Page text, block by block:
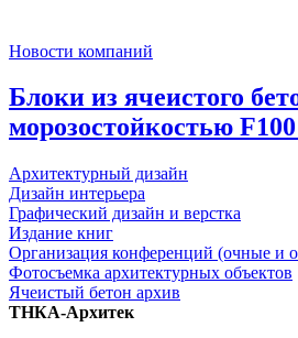
Новости компаний
Блоки из ячеистого
морозостойкостью
Архитектурный дизайн
Дизайн интерьера
Графический дизайн и верстка
Издание книг
Организация конференций (очные и
Фотосъемка архитектурных объектов
Ячеистый бетон архив
ТНКА-Архитек